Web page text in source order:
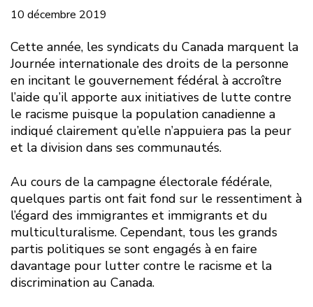
10 décembre 2019
Cette année, les syndicats du Canada marquent la
Journée internationale des droits de la personne
en incitant le gouvernement fédéral à accroître
l’aide qu’il apporte aux initiatives de lutte contre
le racisme puisque la population canadienne a
indiqué clairement qu’elle n’appuiera pas la peur
et la division dans ses communautés.
Au cours de la campagne électorale fédérale,
quelques partis ont fait fond sur le ressentiment à
l’égard des immigrantes et immigrants et du
multiculturalisme. Cependant, tous les grands
partis politiques se sont engagés à en faire
davantage pour lutter contre le racisme et la
discrimination au Canada.